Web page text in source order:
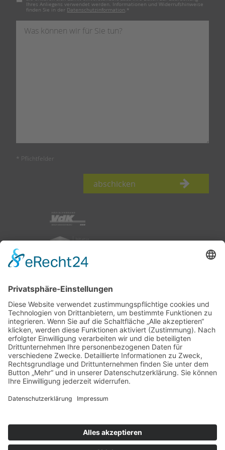
Ihres Anliegens verwendet werden. Informationen und Widerrufshinweise
finden Sie in der Datenschutzinformation. *
* Pflichtfelder
abschicken
nach oben
Impressum|Datenschutz